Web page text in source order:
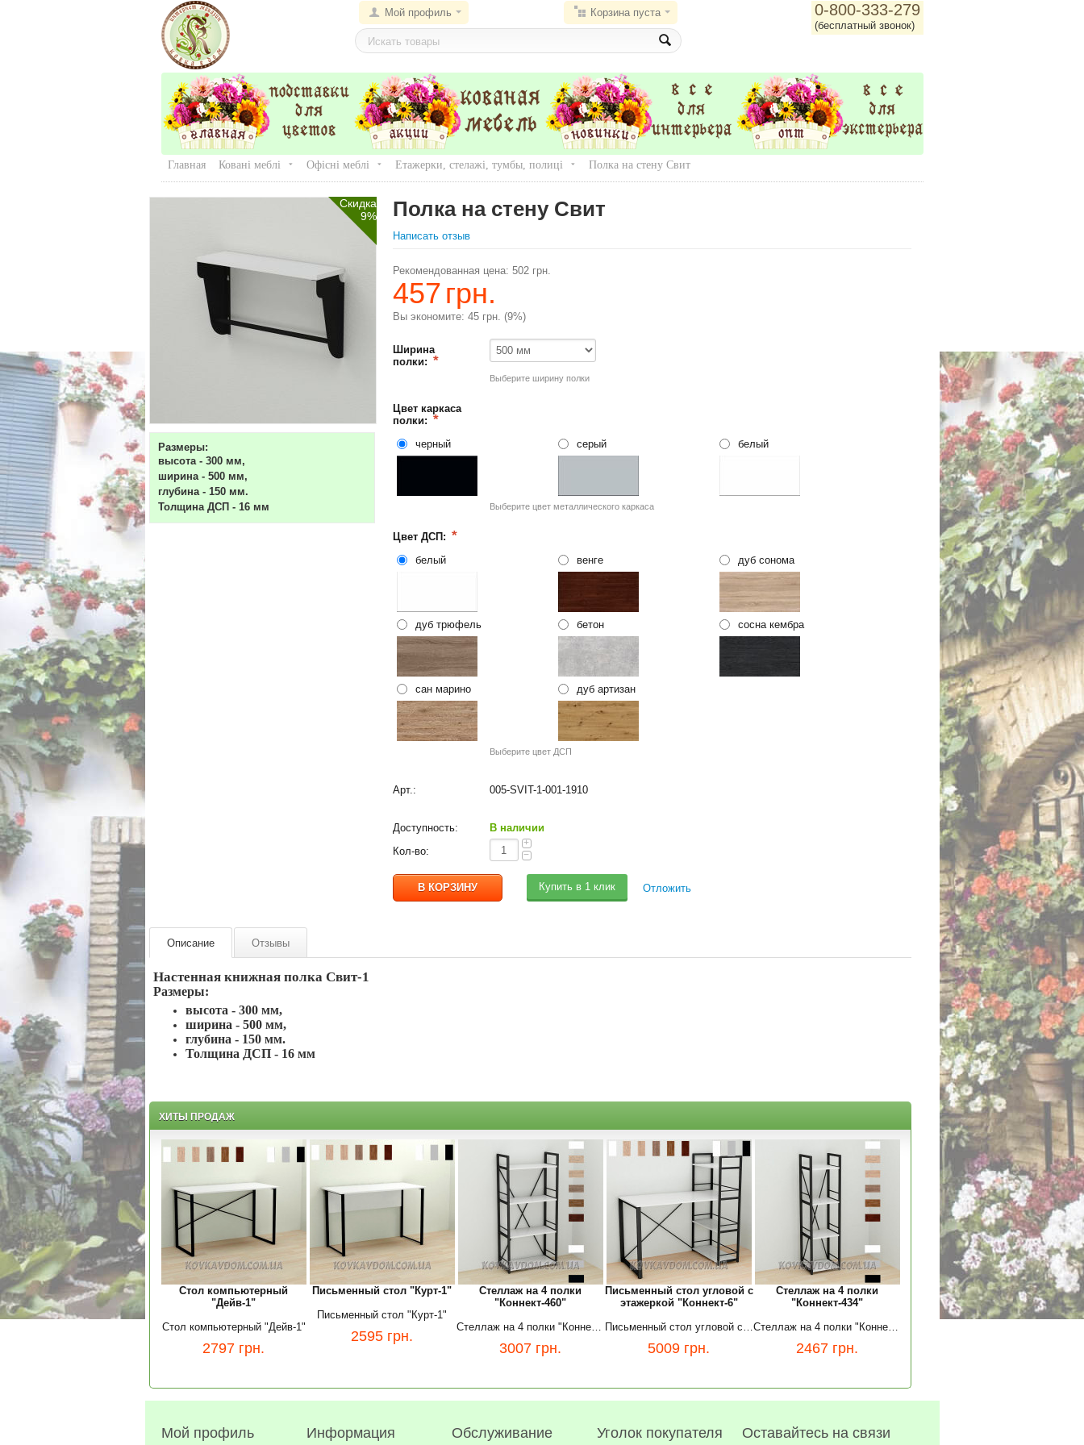
Корзина пуста
Мой профиль 0-800-333-279
(бесплатный звонок)
Главная Ковані меблі Офісні меблі Етажерки, стелажі, тумбы, полиці Полка на стену Свит
Скидка
9%
Размеры:
высота - 300 мм,
ширина - 500 мм,
глубина - 150 мм.
Толщина ДСП - 16 мм
Полка на стену Свит
Написать отзыв
Рекомендованная цена: 502 грн.
457грн.
Вы экономите: 45 грн. (9%)
Ширина
полки:
Выберите ширину полки
Цвет каркаса
полки:
черный
серый белый
Выберите цвет металлического каркаса
Цвет ДСП:
белый
венге дуб сонома
дуб трюфель бетон сосна кембра
сан марино дуб артизан
Выберите цвет ДСП
Арт.: 005-SVIT-1-001-1910
Доступность:
В наличии
Кол-во:
+
−
Купить в 1 клик Отложить
Описание Отзывы
Настенная книжная полка Свит-1
Размеры:
высота - 300 мм,
ширина - 500 мм,
глубина - 150 мм.
Толщина ДСП - 16 мм
ХИТЫ ПРОДАЖ
Стол компьютерный
"Дейв-1"
Стол компьютерный "Дейв-1"
2797 грн.
Письменный стол "Курт-1"
Письменный стол "Курт-1"
2595 грн.
Стеллаж на 4 полки
"Коннект-460"
Стеллаж на 4 полки "Коннект-460"
3007 грн.
Письменный стол угловой с
этажеркой "Коннект-6"
Письменный стол угловой с этажеркой "Коннект-6"
5009 грн.
Стеллаж на 4 полки
"Коннект-434"
Стеллаж на 4 полки "Коннект-434"
2467 грн.
Мой профиль Информация
Обслуживание
Уголок покупателя Оставайтесь на связи